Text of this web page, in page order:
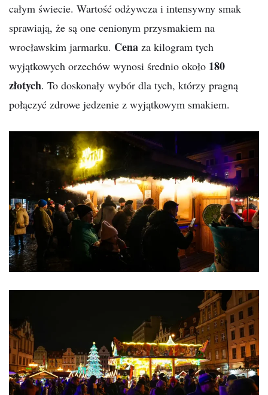
całym świecie. Wartość odżywcza i intensywny smak
sprawiają, że są one cenionym przysmakiem na
wrocławskim jarmarku. Cena za kilogram tych
wyjątkowych orzechów wynosi średnio około 180
złotych. To doskonały wybór dla tych, którzy pragną
połączyć zdrowe jedzenie z wyjątkowym smakiem.